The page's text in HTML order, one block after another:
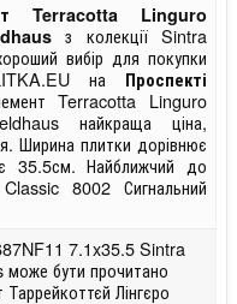
Terracotta Linguro
з колекції Sintra
вибір для покупки
на Проспекті
Terracotta Linguro
найкраща ціна,
Ширина плитки дорівнює
35.5см. Найближчий до
8002 Сигнальний
7.1x35.5 Sintra
бути прочитано
Лінгєро